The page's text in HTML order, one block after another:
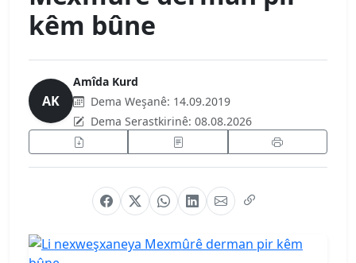
kêm bûne
AK
Amîda Kurd
Dema Weşanê: 14.09.2019
Dema Serastkirinê: 08.08.2026